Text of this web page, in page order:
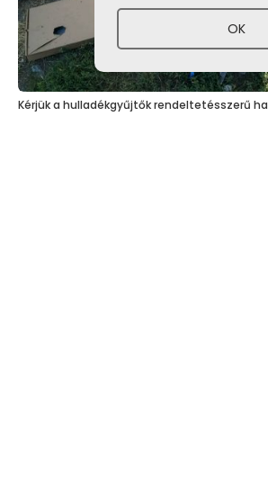
Kérjük a hulladékgyűjtők rendeltetésszerű
OK